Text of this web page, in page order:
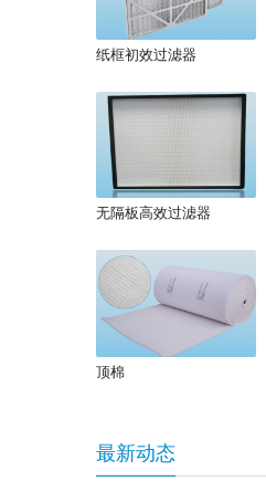
纸框初效过滤器
无隔板高效过滤器
顶棉
最新动态